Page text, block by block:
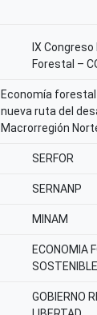
IX Congreso
Forestal –
Economía
nueva ruta del
Macrorregión
SERFOR
SERNANP
MINAM
ECONOMIA
SOSTENIBLE
GOBIERNO